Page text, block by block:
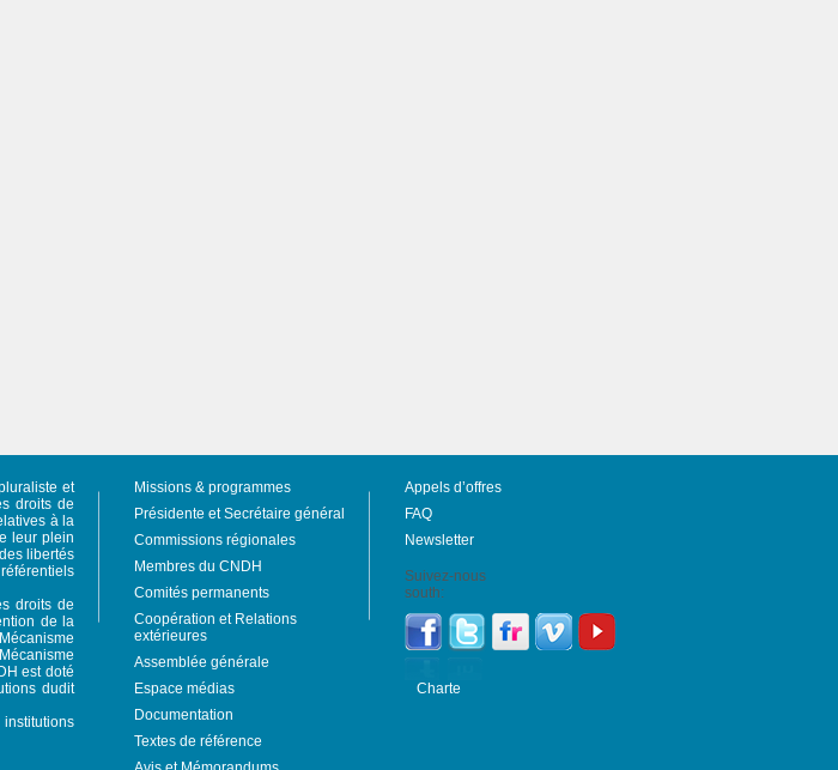
et
droits de
à la
leur plein
libertés
droits de
de la
est doté
dudit
Missions & programmes
Présidente et Secrétaire général
Commissions régionales
Membres du CNDH
Comités permanents
Coopération et Relations
extérieures
Assemblée générale
Espace médias
Documentation
Textes de référence
Appels d’offres
FAQ
Newsletter
Suivez-nous
south:
Charte